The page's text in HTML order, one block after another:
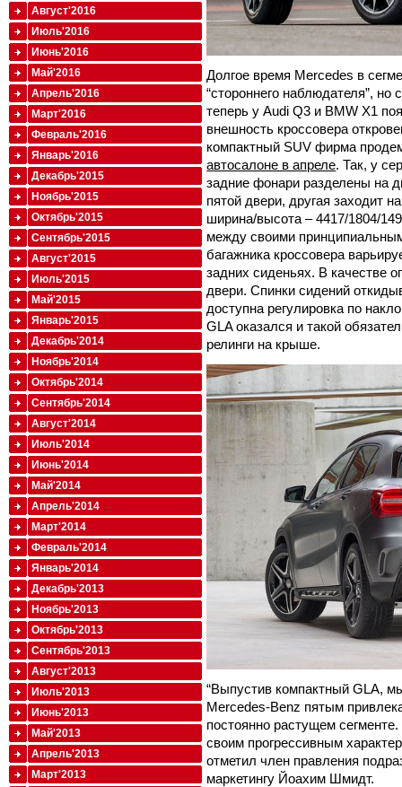
Долгое время Mercedes в
“стороннего наблюдателя”,
теперь у Audi Q3 и BMW X1
внешность кроссовера
компактный SUV фирма
автосалоне в апреле. Так, у
задние фонари разделены на
пятой двери, другая заходит
ширина/высота – 4417/1804/
между своими
багажника кроссовера
задних сиденьях. В качестве
двери. Спинки сидений
доступна регулировка по
GLA оказался и такой
релинги на крыше.
“Выпустив компактный GLA,
Mercedes-Benz пятым
постоянно растущем
своим прогрессивным
отметил член правления
маркетингу Йоахим Шмидт.
Август'2016
Июль'2016
Июнь'2016
Май'2016
Апрель'2016
Март'2016
Февраль'2016
Январь'2016
Декабрь'2015
Ноябрь'2015
Октябрь'2015
Сентябрь'2015
Август'2015
Июль'2015
Май'2015
Январь'2015
Декабрь'2014
Ноябрь'2014
Октябрь'2014
Сентябрь'2014
Август'2014
Июль'2014
Июнь'2014
Май'2014
Апрель'2014
Март'2014
Февраль'2014
Январь'2014
Декабрь'2013
Ноябрь'2013
Октябрь'2013
Сентябрь'2013
Август'2013
Июль'2013
Июнь'2013
Май'2013
Апрель'2013
Март'2013